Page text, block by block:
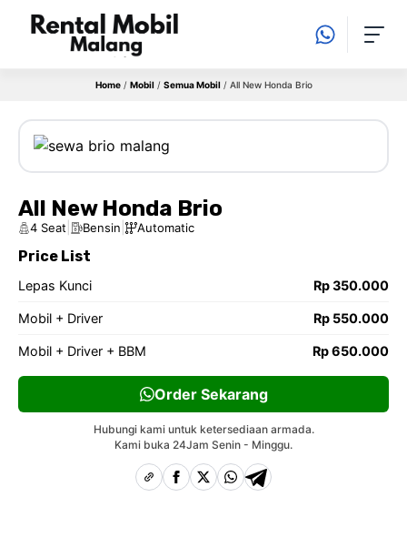
Langsung
Home/ Mobil / Semua Mobil / All New Honda Brio
All New Honda Brio
4 Seat Bensin Automatic
Price List
Lepas Kunci Rp 350.000
Mobil + Driver Rp 550.000
Mobil + Driver + BBM Rp 650.000
Order Sekarang
Hubungi kami untuk ketersediaan armada.
Kami buka 24Jam Senin - Minggu.